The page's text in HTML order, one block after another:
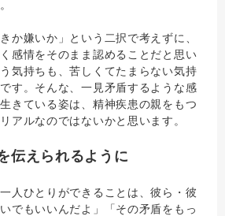
か嫌いか」という二択で考えずに、
感情をそのまま認めることだと思い
気持ちも、苦しくてたまらない気持
す。そんな、一見矛盾するような感
きている姿は、精神疾患の親をもつ
アルなのではないかと思います。
伝えられるように
人ひとりができることは、彼ら・彼
でもいいんだよ」「その矛盾をもっ